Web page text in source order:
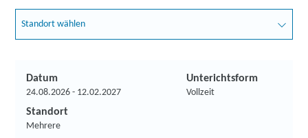
Standort wählen
Datum
24.08.2026 - 12.02.2027
Unterichtsform
Vollzeit
Standort
Mehrere